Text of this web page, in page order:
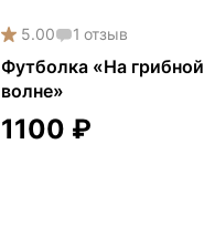
5.00 1 отзыв
Футболка «На грибной
волне»
1100 ₽